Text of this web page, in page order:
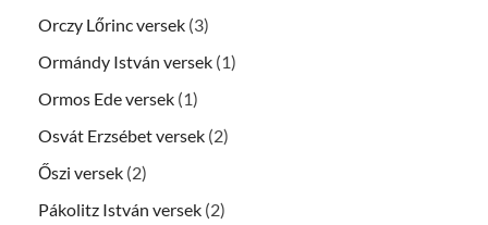
Orczy Lőrinc versek (3)
Ormándy István versek (1)
Ormos Ede versek (1)
Osvát Erzsébet versek (2)
Őszi versek (2)
Pákolitz István versek (2)